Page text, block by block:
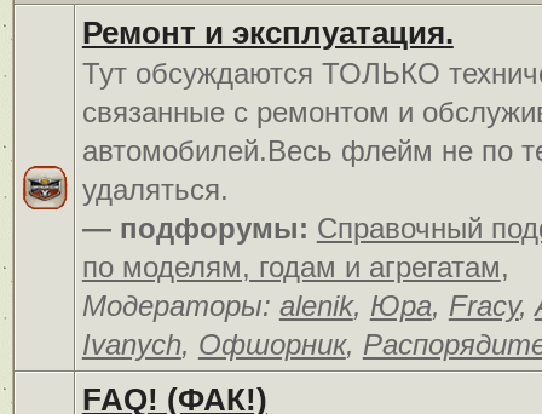
Ремонт и эксплуатация.
Тут обсуждаются ТОЛЬКО
связанные с ремонтом и
автомобилей.Весь флейм не по
удаляться.
— подфорумы: Справочный
по моделям, годам и агрегатам,
Модераторы: alenik, Юра, Fracy,
Ivanych, Офшорник,
FAQ! (ФАК!)